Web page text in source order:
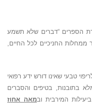
הספרים “דברים שלא תשמע
ממחלות החניכיים לכל החיים,
טבעי שאינו דורש ידע רפואי
בתובנות, בטיפים והסברים
המירבית ובמאה אחוז